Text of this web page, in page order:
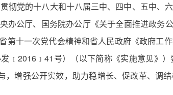
党的十八大和十八届三中、四中、五中、
办公厅、国务院办公厅《关于全面推进政务
第十一次党代会精神和省人民政府《政府工
﹝2016﹞41号）（以下简称《实施意见》
，增强公开实效，助力稳增长、促改革、调